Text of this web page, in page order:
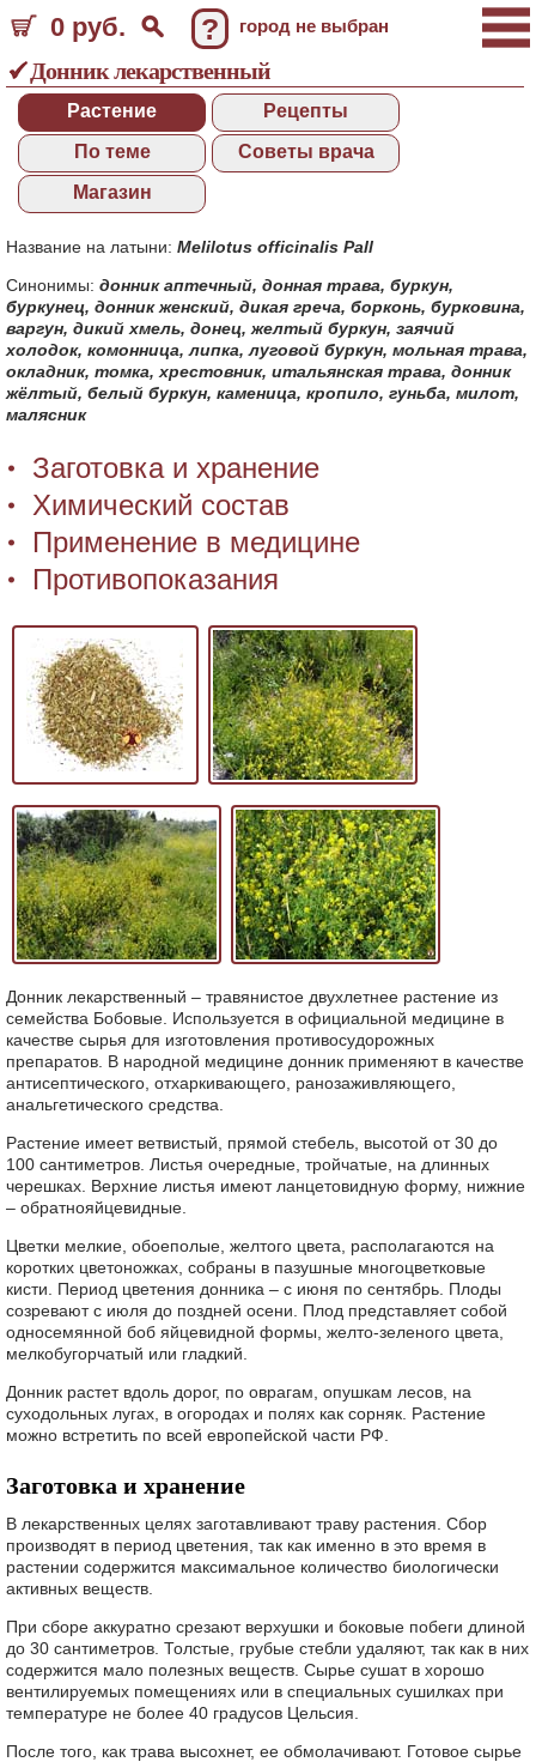
0 руб. ? город не выбран
Донник лекарственный
Растение
Рецепты
По теме
Советы врача
Магазин
Название на латыни: Melilotus officinalis Pall
Синонимы: донник аптечный, донная трава, буркун,
буркунец, донник женский, дикая греча, борконь, бурковина,
варгун, дикий хмель, донец, желтый буркун, заячий
холодок, комонница,липка,луговой буркун, мольная трава,
окладник, томка, хрестовник, итальянская трава, донник
жёлтый, белый буркун, каменица, кропило, гуньба, милот,
малясник
Заготовка и хранение
Химический состав
Применение в медицине
Противопоказания
Донник лекарственный – травянистое двухлетнее растение из
семейства Бобовые. Используется в официальной медицине в
качестве сырья для изготовления противосудорожных
препаратов. В народной медицине донник применяют в качестве
антисептического, отхаркивающего, ранозаживляющего,
анальгетического средства.
Растение имеет ветвистый, прямой стебель, высотой от 30 до
100 сантиметров. Листья очередные, тройчатые, на длинных
черешках. Верхние листья имеют ланцетовидную форму, нижние
– обратнояйцевидные.
Цветки мелкие, обоеполые, желтого цвета, располагаются на
коротких цветоножках, собраны в пазушные многоцветковые
кисти. Период цветения донника – с июня по сентябрь. Плоды
созревают с июля до поздней осени. Плод представляет собой
односемянной боб яйцевидной формы, желто-зеленого цвета,
мелкобугорчатый или гладкий.
Донник растет вдоль дорог, по оврагам, опушкам лесов, на
суходольных лугах, в огородах и полях как сорняк. Растение
можно встретить по всей европейской части РФ.
Заготовка и хранение
В лекарственных целях заготавливают траву растения. Сбор
производят в период цветения, так как именно в это время в
растении содержится максимальное количество биологически
активных веществ.
При сборе аккуратно срезают верхушки и боковые побеги длиной
до 30 сантиметров. Толстые, грубые стебли удаляют, так как в них
содержится мало полезных веществ. Сырье сушат в хорошо
вентилируемых помещениях или в специальных сушилках при
температуре не более 40 градусов Цельсия.
После того, как трава высохнет, ее обмолачивают. Готовое сырье